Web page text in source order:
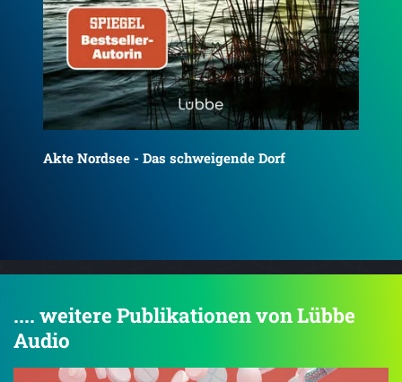
Akte Nordsee - Der Teufelshof
.... weitere Publikationen von Lübbe
Audio